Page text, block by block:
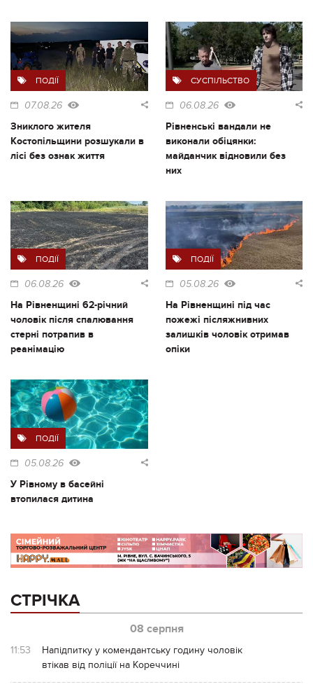
ПОДІЇ
07.08.26
Зниклого жителя
Костопільщини розшукали в
лісі без ознак життя
СУСПІЛЬСТВО
06.08.26
Рівненські вандали не
виконали обіцянки:
майданчик відновили без
них
ПОДІЇ
06.08.26
На Рівненщині 62-річний
чоловік після спалювання
стерні потрапив в
реанімацію
ПОДІЇ
05.08.26
На Рівненщині під час
пожежі післяжнивних
залишків чоловік отримав
опіки
ПОДІЇ
05.08.26
У Рівному в басейні
втопилася дитина
СТРІЧКА
08 серпня
11:53
Напідпитку у комендантську годину чоловік
втікав від поліції на Кореччині